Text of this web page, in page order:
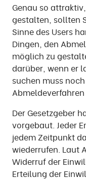
Genau so
gestalten, sollten
Sinne des Users
Dingen, den
möglich zu
darüber, wenn er
suchen muss
Der Gesetzgeber
vorgebaut. Jeder
jedem Zeitpunkt
wiederrufen. Laut
Widerruf der
Erteilung der